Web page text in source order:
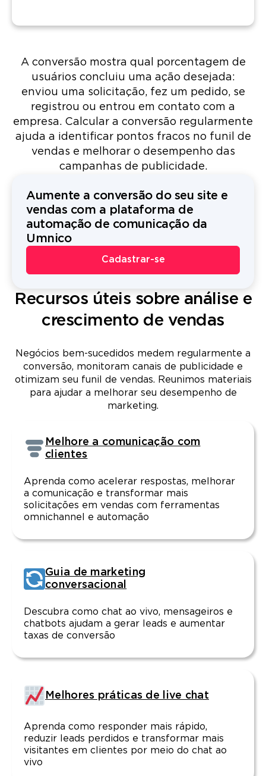
A conversão mostra qual porcentagem de
usuários concluiu uma ação desejada:
enviou uma solicitação, fez um pedido, se
registrou ou entrou em contato com a
empresa. Calcular a conversão regularmente
ajuda a identificar pontos fracos no funil de
vendas e melhorar o desempenho das
campanhas de publicidade.
Aumente a conversão do seu site e
vendas com a plataforma de
automação de comunicação da
Umnico
Cadastrar-se
Recursos úteis sobre análise e
crescimento de vendas
Negócios bem-sucedidos medem regularmente a
conversão, monitoram canais de publicidade e
otimizam seu funil de vendas. Reunimos materiais
para ajudar a melhorar seu desempenho de
marketing.
Melhore a comunicação com
clientes
Aprenda como acelerar respostas, melhorar
a comunicação e transformar mais
solicitações em vendas com ferramentas
omnichannel e automação
Guia de marketing
conversacional
Descubra como chat ao vivo, mensageiros e
chatbots ajudam a gerar leads e aumentar
taxas de conversão
Melhores práticas de live chat
Aprenda como responder mais rápido,
reduzir leads perdidos e transformar mais
visitantes em clientes por meio do chat ao
vivo